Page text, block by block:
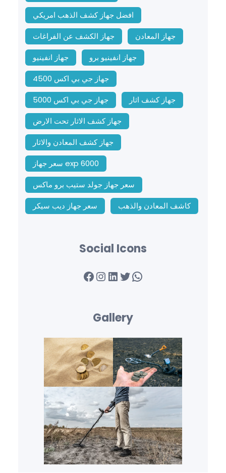
افضل جهاز كشف الذهب امريكي
جهاز الكشف عن الفراغات
جهاز المعادن
جهاز انفينيو
جهاز انفينيو برو
جهاز جي بي اكس 4500
جهاز جي بي اكس 5000
جهاز كشف اثار
جهاز كشف الاثار تحت الارض
جهاز كشف المعادن والاثار
سعر جهاز exp 6000
سعر جهاز جولد ستيب برو ماكس
سعر جهاز ديب سيكر
كاشف المعادن والذهب
Social Icons
Facebook InstagramLinkedIn Twitter WhatsApp
Gallery